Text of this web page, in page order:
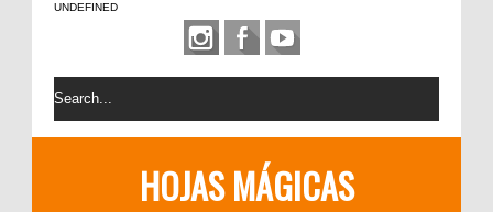
UNDEFINED
HOJAS MÁGICAS